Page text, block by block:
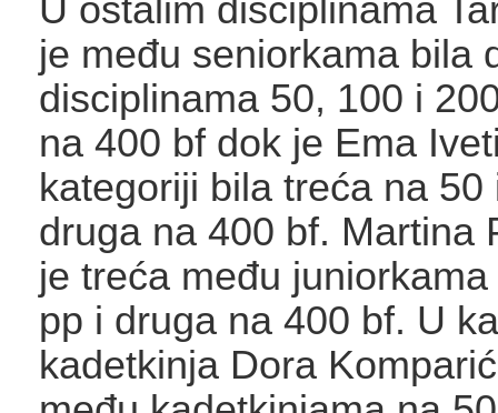
U ostalim disciplinama
je među seniorkama bila
disciplinama 50, 100 i
na 400 bf dok je Ema
kategoriji bila treća na 50
druga na 400 bf. Martina
je treća među
pp i druga na 400 bf. U
kadetkinja Dora